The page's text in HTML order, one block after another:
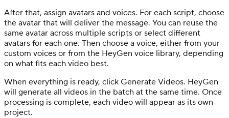
After that, assign avatars and voices. For each script, choose
the avatar that will deliver the message. You can reuse the
same avatar across multiple scripts or select different
avatars for each one. Then choose a voice, either from your
custom voices or from the HeyGen voice library, depending
on what fits each video best.
When everything is ready, click Generate Videos. HeyGen
will generate all videos in the batch at the same time. Once
processing is complete, each video will appear as its own
project.